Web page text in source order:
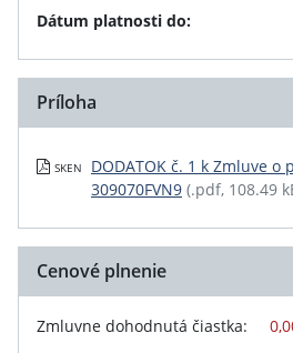
Dátum platnosti do:
Príloha
SKEN
DODATOK č. 1 k Zmluve o
309070FVN9 (.pdf, 108.49
Cenové plnenie
Zmluvne dohodnutá čiastka: